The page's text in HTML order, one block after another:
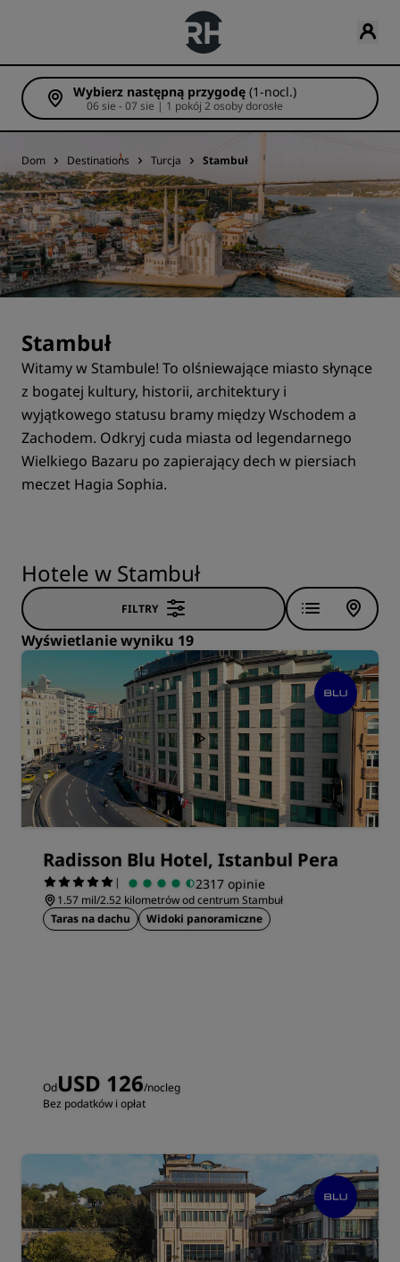
Wybierz następną przygodę (1-nocl.)
06 sie - 07 sie | 1 pokój 2 osoby dorosłe
Dom Destinations Turcja Stambuł
Stambuł
Witamy w Stambule! To olśniewające miasto słynące
z bogatej kultury, historii, architektury i
wyjątkowego statusu bramy między Wschodem a
Zachodem. Odkryj cuda miasta od legendarnego
Wielkiego Bazaru po zapierający dech w piersiach
meczet Hagia Sophia.
Hotele w Stambuł
FILTRY
Wyświetlanie wyniku 19
Radisson Blu Hotel, Istanbul Pera
| 2317 opinie
1.57 mil/2.52 kilometrów od centrum Stambuł
Taras na dachu
Widoki panoramiczne
OdUSD 126/nocleg
Bez podatków i opłat